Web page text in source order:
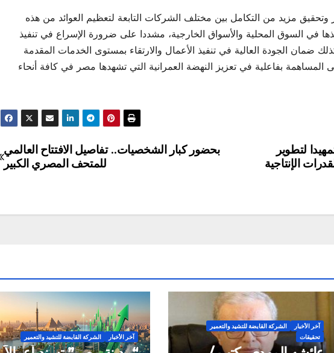
مزيد من التكامل بين مختلف الشركات التابعة لتعظيم العوائد من هذه
في السوق المحلية والأسواق الخارجية، مشددا على ضرورة الإسراع في تنفيذ
ضمان الجودة العالية في تنفيذ الأعمال والارتقاء بمستوى الخدمات المقدمة
المساهمة بفاعلية في تعزيز النهضة العمرانية التي تشهدها مصر في كافة أنحاء
بحضور كبار الشخصيات.. تفاصيل الافتتاح العالمي
للمتحف المصري الكبير
لتطوير
الإنتاجية
آخر الأخبار
الشركة القابضة للتشيد والتعمير
تحقيقات
آخر الأخبار الشركة القابضة للتشيد والتعمير